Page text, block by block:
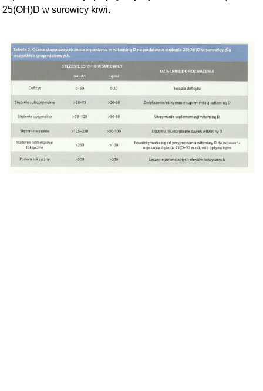
25(OH)D w surowicy krwi.